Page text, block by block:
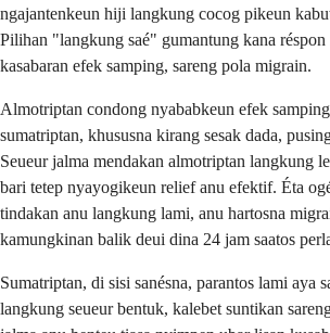
ngajantenkeun hiji langkung cocog pikeun
Pilihan "langkung saé" gumantung kana
kasabaran efek samping, sareng pola migrain.
Almotriptan condong nyababkeun efek
sumatriptan, khususna kirang sesak dada,
Seueur jalma mendakan almotriptan langkung
bari tetep nyayogikeun relief anu efektif. Éta
tindakan anu langkung lami, anu hartosna
kamungkinan balik deui dina 24 jam saatos
Sumatriptan, di sisi sanésna, parantos lami aya
langkung seueur bentuk, kalebet suntikan